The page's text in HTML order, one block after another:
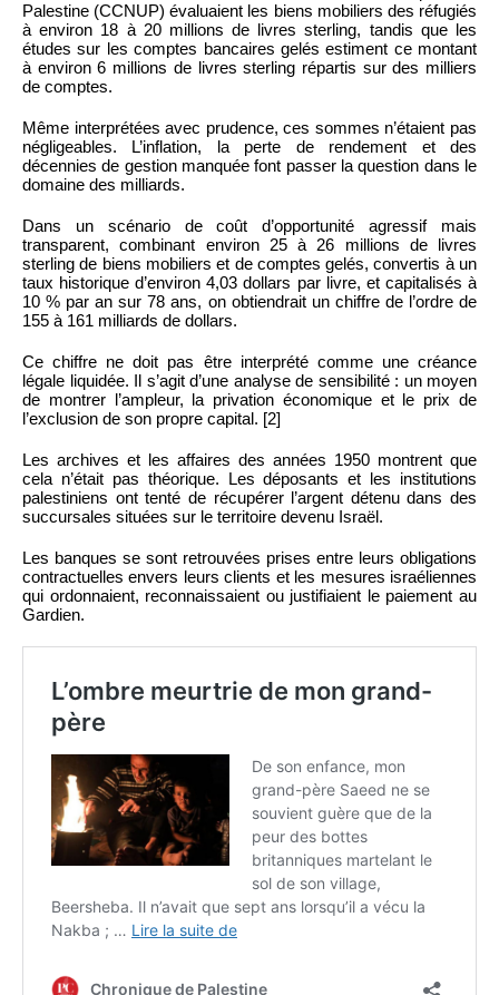
Palestine (CCNUP) évaluaient les biens mobiliers des réfugiés
à environ 18 à 20 millions de livres sterling, tandis que les
études sur les comptes bancaires gelés estiment ce montant
à environ 6 millions de livres sterling répartis sur des milliers
de comptes.
Même interprétées avec prudence, ces sommes n’étaient pas
négligeables. L’inflation, la perte de rendement et des
décennies de gestion manquée font passer la question dans le
domaine des milliards.
Dans un scénario de coût d’opportunité agressif mais
transparent, combinant environ 25 à 26 millions de livres
sterling de biens mobiliers et de comptes gelés, convertis à un
taux historique d’environ 4,03 dollars par livre, et capitalisés à
10 % par an sur 78 ans, on obtiendrait un chiffre de l’ordre de
155 à 161 milliards de dollars.
Ce chiffre ne doit pas être interprété comme une créance
légale liquidée. Il s’agit d’une analyse de sensibilité : un moyen
de montrer l’ampleur, la privation économique et le prix de
l’exclusion de son propre capital. [2]
Les archives et les affaires des années 1950 montrent que
cela n’était pas théorique. Les déposants et les institutions
palestiniens ont tenté de récupérer l’argent détenu dans des
succursales situées sur le territoire devenu Israël.
Les banques se sont retrouvées prises entre leurs obligations
contractuelles envers leurs clients et les mesures israéliennes
qui ordonnaient, reconnaissaient ou justifiaient le paiement au
Gardien.